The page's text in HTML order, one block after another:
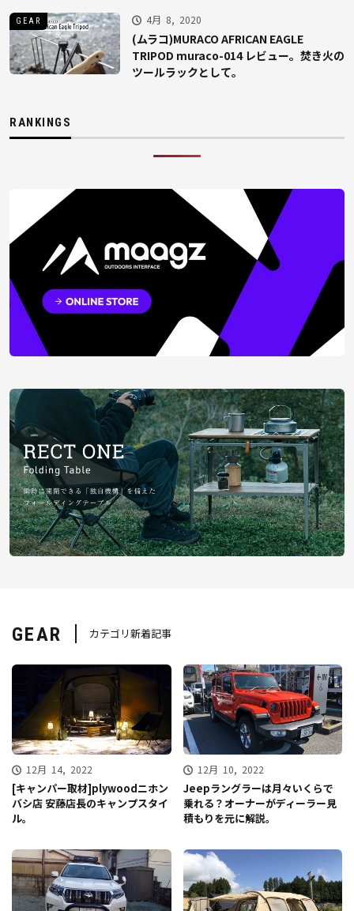
GEAR 4月 8, 2020
(ムラコ)MURACO AFRICAN EAGLE
TRIPOD muraco-014 レビュー。焚き火の
ツールラックとして。
RANKINGS
GEAR カテゴリ新着記事
12月 14, 2022
[キャンパー取材]plywoodニホン
バシ店 安藤店長のキャンプスタイ
ル。
12月 10, 2022
Jeepラングラーは月々いくらで
乗れる？オーナーがディーラー見
積もりを元に解説。